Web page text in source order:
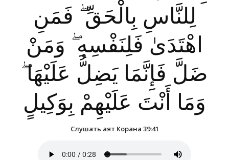
لِلنَّاسِ بِالْحَقِّ ۖ فَمَنِ
اهْتَدَىٰ فَلِنَفْسِهِ ۖ وَمَنْ
ضَلَّ فَإِنَّمَا يَضِلُّ عَلَيْهَا ۖ
وَمَا أَنْتَ عَلَيْهِمْ بِوَكِيلٍ
Слушать аят Корана 39:41